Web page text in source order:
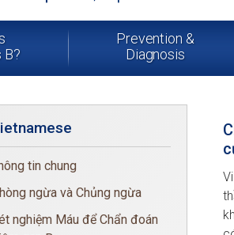
B?
Prevention &
Diagnosis
tin chung
ngừa và Chủng ngừa
nghiệm Máu để Chẩn đoán